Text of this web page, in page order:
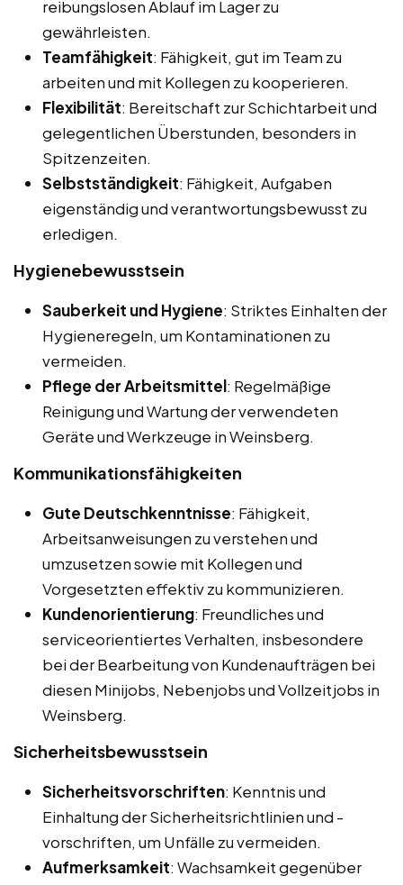
reibungslosen Ablauf im Lager zu
gewährleisten.
Teamfähigkeit: Fähigkeit, gut im Team zu
arbeiten und mit Kollegen zu kooperieren.
Flexibilität: Bereitschaft zur Schichtarbeit und
gelegentlichen Überstunden, besonders in
Spitzenzeiten.
Selbstständigkeit: Fähigkeit, Aufgaben
eigenständig und verantwortungsbewusst zu
erledigen.
Hygienebewusstsein
Sauberkeit und Hygiene: Striktes Einhalten der
Hygieneregeln, um Kontaminationen zu
vermeiden.
Pflege der Arbeitsmittel: Regelmäßige
Reinigung und Wartung der verwendeten
Geräte und Werkzeuge in Weinsberg.
Kommunikationsfähigkeiten
Gute Deutschkenntnisse: Fähigkeit,
Arbeitsanweisungen zu verstehen und
umzusetzen sowie mit Kollegen und
Vorgesetzten effektiv zu kommunizieren.
Kundenorientierung: Freundliches und
serviceorientiertes Verhalten, insbesondere
bei der Bearbeitung von Kundenaufträgen bei
diesen Minijobs, Nebenjobs und Vollzeitjobs in
Weinsberg.
Sicherheitsbewusstsein
Sicherheitsvorschriften: Kenntnis und
Einhaltung der Sicherheitsrichtlinien und -
vorschriften, um Unfälle zu vermeiden.
Aufmerksamkeit: Wachsamkeit gegenüber